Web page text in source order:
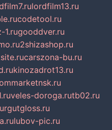
lordfilm13.ru
codetool.ru
1.rugooddver.ru
2shizashop.ru
carszona-bu.ru
kinozadrot13.ru
veles-doroga.rutb02.ru
lubov-pic.ru